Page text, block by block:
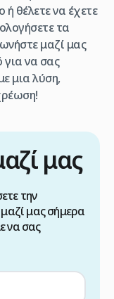
θέλετε να έχετε
τα
μαζί μας
για να σας
μια λύση,
μας
την
μας σήμερα
να σας